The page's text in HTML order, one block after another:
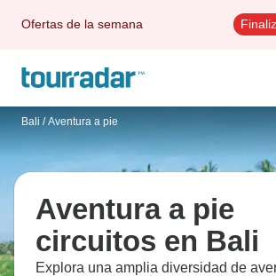
Ofertas de la semana
Bali / Aventura a pie
Aventura a pie
circuitos en Bali
Explora una amplia diversidad de